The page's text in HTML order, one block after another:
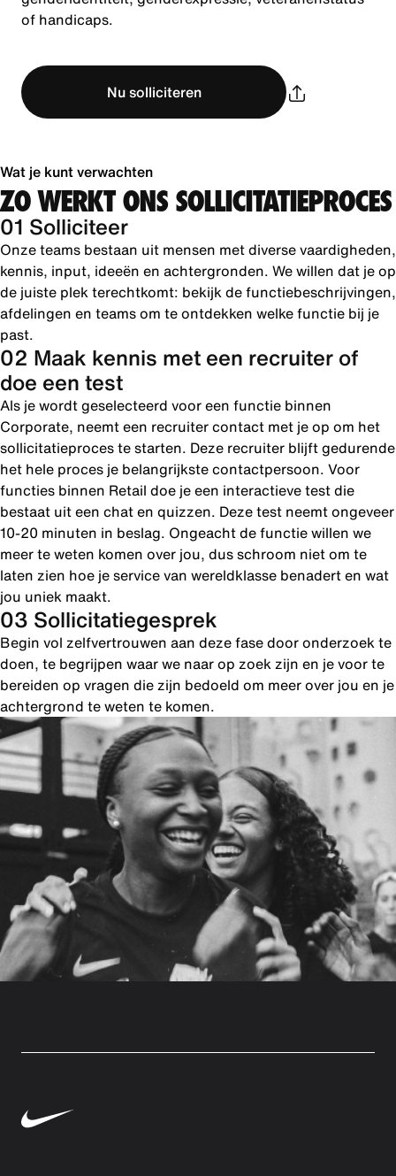
of handicaps.
Nu solliciteren
Wat je kunt verwachten
ZO WERKT ONS SOLLICITATIEPROCES
01 Solliciteer
Onze teams bestaan uit mensen met diverse vaardigheden,
kennis, input, ideeën en achtergronden. We willen dat je op
de juiste plek terechtkomt: bekijk de functiebeschrijvingen,
afdelingen en teams om te ontdekken welke functie bij je
past.
02 Maak kennis met een recruiter of
doe een test
Als je wordt geselecteerd voor een functie binnen
Corporate, neemt een recruiter contact met je op om het
sollicitatieproces te starten. Deze recruiter blijft gedurende
het hele proces je belangrijkste contactpersoon. Voor
functies binnen Retail doe je een interactieve test die
bestaat uit een chat en quizzen. Deze test neemt ongeveer
10-20 minuten in beslag. Ongeacht de functie willen we
meer te weten komen over jou, dus schroom niet om te
laten zien hoe je service van wereldklasse benadert en wat
jou uniek maakt.
03 Sollicitatiegesprek
Begin vol zelfvertrouwen aan deze fase door onderzoek te
doen, te begrijpen waar we naar op zoek zijn en je voor te
bereiden op vragen die zijn bedoeld om meer over jou en je
achtergrond te weten te komen.